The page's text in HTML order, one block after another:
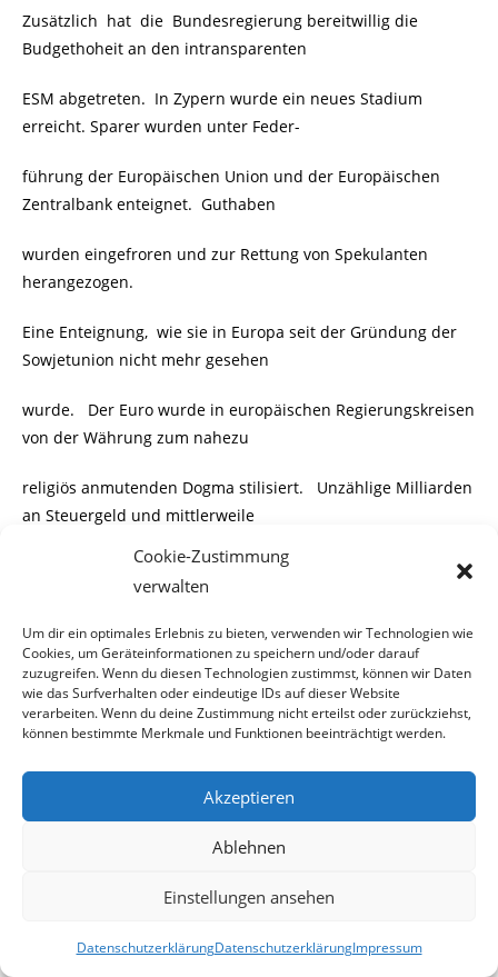
Cookie-Zustimmung
verwalten
Um dir ein optimales Erlebnis zu bieten, verwenden wir Technologien wie
Cookies, um Geräteinformationen zu speichern und/oder darauf
zuzugreifen. Wenn du diesen Technologien zustimmst, können wir Daten
wie das Surfverhalten oder eindeutige IDs auf dieser Website
verarbeiten. Wenn du deine Zustimmung nicht erteilst oder zurückziehst,
können bestimmte Merkmale und Funktionen beeinträchtigt werden.
Akzeptieren
Ablehnen
Einstellungen ansehen
DatenschutzerklärungDatenschutzerklärungImpressum
Zusätzlich hat die Bundesregierung bereitwillig die
Budgethoheit an den intransparenten
ESM abgetreten. In Zypern wurde ein neues Stadium
erreicht. Sparer wurden unter Feder-
führung der Europäischen Union und der Europäischen
Zentralbank enteignet. Guthaben
wurden eingefroren und zur Rettung von Spekulanten
herangezogen.
Eine Enteignung, wie sie in Europa seit der Gründung der
Sowjetunion nicht mehr gesehen
wurde. Der Euro wurde in europäischen Regierungskreisen
von der Währung zum nahezu
religiös anmutenden Dogma stilisiert. Unzählige Milliarden
an Steuergeld und mittlerweile
Sparguthaben wurden auf dem Altar der
Gemeinschaftswährung geopfert.
Dabei muss eine Währungsunion – die Werte vernichtet
anstatt sie zu speichern – als
gescheitert betrachtet werden. Die Österreicher(innen)
scheiden dürfen, ob sie diesen Weg bis zum bitteren Ende
weitergehen wollen. Haftungen
einem demokratischen Staat nicht
vereinbaren. Eine Volksabstimmung über ein Ende der